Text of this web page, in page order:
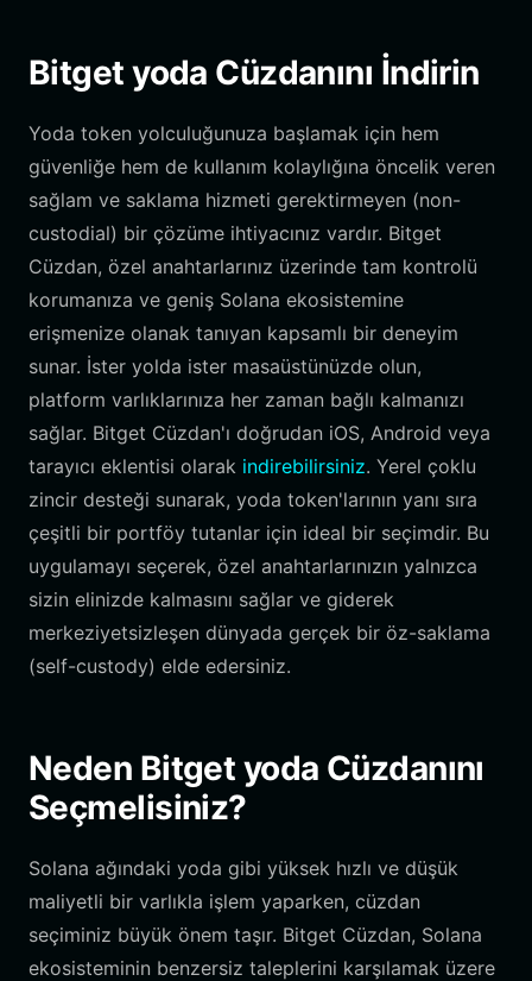
Bitget yoda Cüzdanını İndirin
Yoda token yolculuğunuza başlamak için hem
güvenliğe hem de kullanım kolaylığına öncelik veren
sağlam ve saklama hizmeti gerektirmeyen (non-
custodial) bir çözüme ihtiyacınız vardır. Bitget
Cüzdan, özel anahtarlarınız üzerinde tam kontrolü
korumanıza ve geniş Solana ekosistemine
erişmenize olanak tanıyan kapsamlı bir deneyim
sunar. İster yolda ister masaüstünüzde olun,
platform varlıklarınıza her zaman bağlı kalmanızı
sağlar. Bitget Cüzdan'ı doğrudan iOS, Android veya
tarayıcı eklentisi olarak indirebilirsiniz. Yerel çoklu
zincir desteği sunarak, yoda token'larının yanı sıra
çeşitli bir portföy tutanlar için ideal bir seçimdir. Bu
uygulamayı seçerek, özel anahtarlarınızın yalnızca
sizin elinizde kalmasını sağlar ve giderek
merkeziyetsizleşen dünyada gerçek bir öz-saklama
(self-custody) elde edersiniz.
Neden Bitget yoda Cüzdanını
Seçmelisiniz?
Solana ağındaki yoda gibi yüksek hızlı ve düşük
maliyetli bir varlıkla işlem yaparken, cüzdan
seçiminiz büyük önem taşır. Bitget Cüzdan, Solana
ekosisteminin benzersiz taleplerini karşılamak üzere